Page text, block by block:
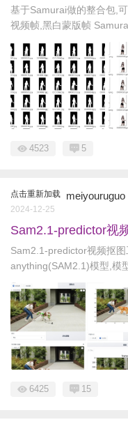
基于Samurai做的整合包,
视频帧,黑白蒙版帧
4523 5
点击重新加载 meiyouruguo
2024-12-25
Sam2.1-predictor视
Sam2.1-predictor视频抠
anything(SAM2.1)模型,模
6425 15